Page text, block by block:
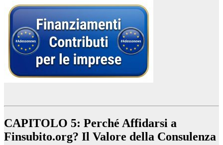
CAPITOLO 5: Perché Affidarsi a
Finsubito.org? Il Valore della Consulenza